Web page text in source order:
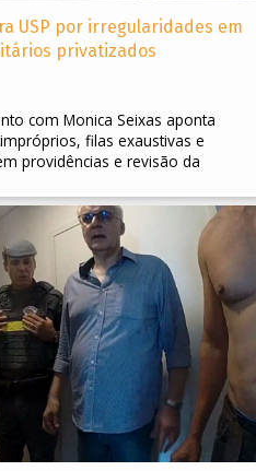
USP por irregularidades em
privatizados
com Monica Seixas aponta
filas exaustivas e
providências e revisão da